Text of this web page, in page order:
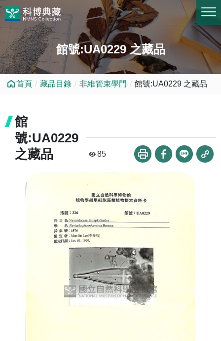
館號:UA0229 之藏品
首頁 藏品目錄 非維管束學門 館號:UA0229 之藏品
館
號:UA0229
之藏品
85